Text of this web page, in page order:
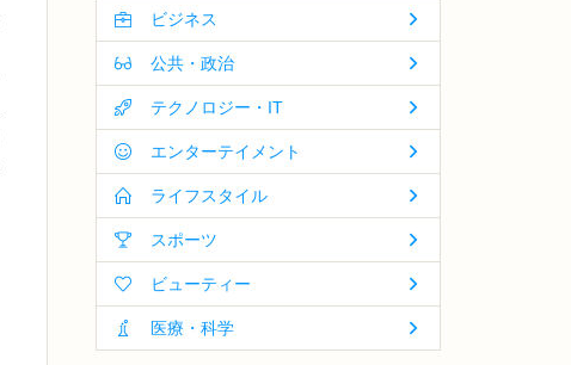
ビジネス
公共・政治
テクノロジー・IT
エンターテイメント
ライフスタイル
スポーツ
ビューティー
医療・科学